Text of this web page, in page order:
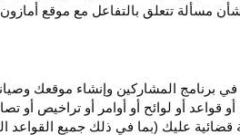
بشأن مسألة تتعلق بالتفاعل مع موقع
برنامج المشاركين وإنشاء موقعك
قواعد أو لوائح أو أوامر أو تراخيص أو
عليك (بما في ذلك جميع القواعد